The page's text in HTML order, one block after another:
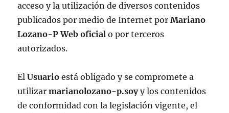
acceso y la utilización de diversos contenidos
publicados por medio de Internet porMariano
Lozano-P Web oficial o por terceros
autorizados.
ElUsuario está obligado y se compromete a
utilizarmarianolozano-p.soyy los contenidos
de conformidad con la legislación vigente, el